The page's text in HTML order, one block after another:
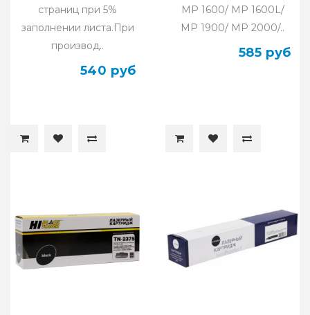
страниц при 5%
заполнении листа.При
производ..
540 руб
MP 1600/ MP 1600L/
MP 1900/ MP 2000/..
585 руб